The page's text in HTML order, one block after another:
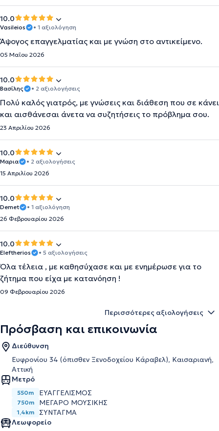
10.0
Vasileios • 1 αξιολόγηση
Άψογος επαγγελματίας και με γνώση στο αντικείμενο.
05 Μαΐου 2026
10.0
Βασίλης • 2 αξιολογήσεις
Πολύ καλός γιατρός, με γνώσεις και διάθεση που σε κάνει
και αισθάνεσαι άνετα να συζητήσεις το πρόβλημα σου.
23 Απριλίου 2026
10.0
Μαρια
• 2 αξιολογήσεις
15 Απριλίου 2026
10.0
Demet
• 1 αξιολόγηση
26 Φεβρουαρίου 2026
10.0
Eleftherios • 5 αξιολογήσεις
Όλα τέλεια , με καθησύχασε και με ενημέρωσε για το
ζήτημα που είχα με κατανόηση !
09 Φεβρουαρίου 2026
Περισσότερες αξιολογήσεις
Πρόσβαση και επικοινωνία
Διεύθυνση
Ευφρονίου 34 (όπισθεν Ξενοδοχείου Κάραβελ), Καισαριανή,
Αττική
Μετρό
550m ΕΥΑΓΓΕΛΙΣΜΌΣ
750m ΜΈΓΑΡΟ ΜΟΥΣΙΚΉΣ
1,4km
ΣΎΝΤΑΓΜΑ
Λεωφορείο